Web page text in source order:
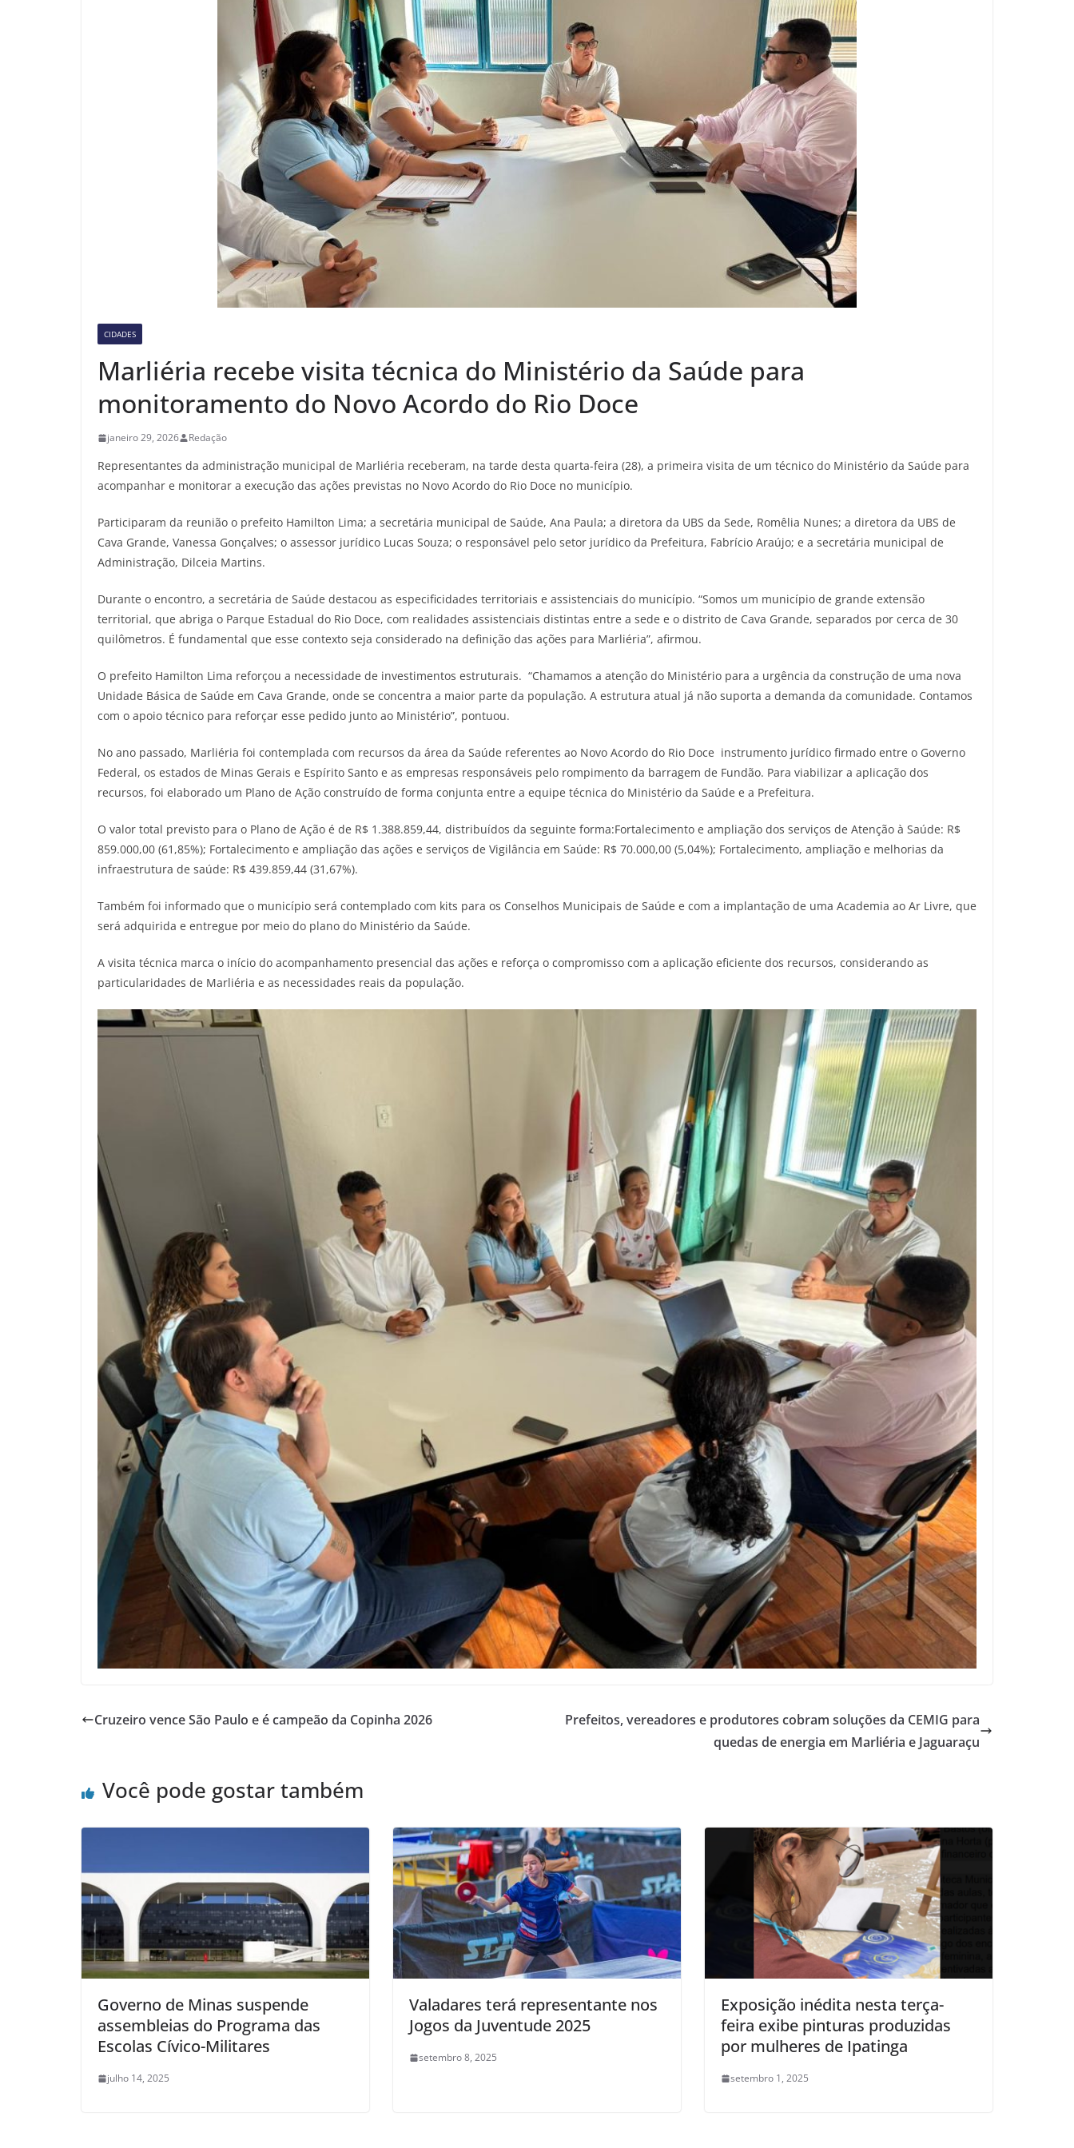
CIDADES
Marliéria recebe visita técnica do Ministério da Saúde para
monitoramento do Novo Acordo do Rio Doce
janeiro 29, 2026 Redação
Representantes da administração municipal de Marliéria receberam, na tarde desta quarta-feira (28), a primeira visita de um técnico do Ministério da Saúde para
acompanhar e monitorar a execução das ações previstas no Novo Acordo do Rio Doce no município.
Participaram da reunião o prefeito Hamilton Lima; a secretária municipal de Saúde, Ana Paula; a diretora da UBS da Sede, Romêlia Nunes; a diretora da UBS de
Cava Grande, Vanessa Gonçalves; o assessor jurídico Lucas Souza; o responsável pelo setor jurídico da Prefeitura, Fabrício Araújo; e a secretária municipal de
Administração, Dilceia Martins.
Durante o encontro, a secretária de Saúde destacou as especificidades territoriais e assistenciais do município. “Somos um município de grande extensão
territorial, que abriga o Parque Estadual do Rio Doce, com realidades assistenciais distintas entre a sede e o distrito de Cava Grande, separados por cerca de 30
quilômetros. É fundamental que esse contexto seja considerado na definição das ações para Marliéria”, afirmou.
O prefeito Hamilton Lima reforçou a necessidade de investimentos estruturais. “Chamamos a atenção do Ministério para a urgência da construção de uma nova
Unidade Básica de Saúde em Cava Grande, onde se concentra a maior parte da população. A estrutura atual já não suporta a demanda da comunidade. Contamos
com o apoio técnico para reforçar esse pedido junto ao Ministério”, pontuou.
No ano passado, Marliéria foi contemplada com recursos da área da Saúde referentes ao Novo Acordo do Rio Doce instrumento jurídico firmado entre o Governo
Federal, os estados de Minas Gerais e Espírito Santo e as empresas responsáveis pelo rompimento da barragem de Fundão. Para viabilizar a aplicação dos
recursos, foi elaborado um Plano de Ação construído de forma conjunta entre a equipe técnica do Ministério da Saúde e a Prefeitura.
O valor total previsto para o Plano de Ação é de R$ 1.388.859,44, distribuídos da seguinte forma:Fortalecimento e ampliação dos serviços de Atenção à Saúde: R$
859.000,00 (61,85%); Fortalecimento e ampliação das ações e serviços de Vigilância em Saúde: R$ 70.000,00 (5,04%); Fortalecimento, ampliação e melhorias da
infraestrutura de saúde: R$ 439.859,44 (31,67%).
Também foi informado que o município será contemplado com kits para os Conselhos Municipais de Saúde e com a implantação de uma Academia ao Ar Livre, que
será adquirida e entregue por meio do plano do Ministério da Saúde.
A visita técnica marca o início do acompanhamento presencial das ações e reforça o compromisso com a aplicação eficiente dos recursos, considerando as
particularidades de Marliéria e as necessidades reais da população.
Cruzeiro vence São Paulo e é campeão da Copinha 2026
Prefeitos, vereadores e produtores cobram soluções da CEMIG para
quedas de energia em Marliéria e Jaguaraçu
Você pode gostar também
Governo de Minas suspende
assembleias do Programa das
Escolas Cívico-Militares
julho 14, 2025
Valadares terá representante nos
Jogos da Juventude 2025
setembro 8, 2025
Exposição inédita nesta terça-
feira exibe pinturas produzidas
por mulheres de Ipatinga
setembro 1, 2025